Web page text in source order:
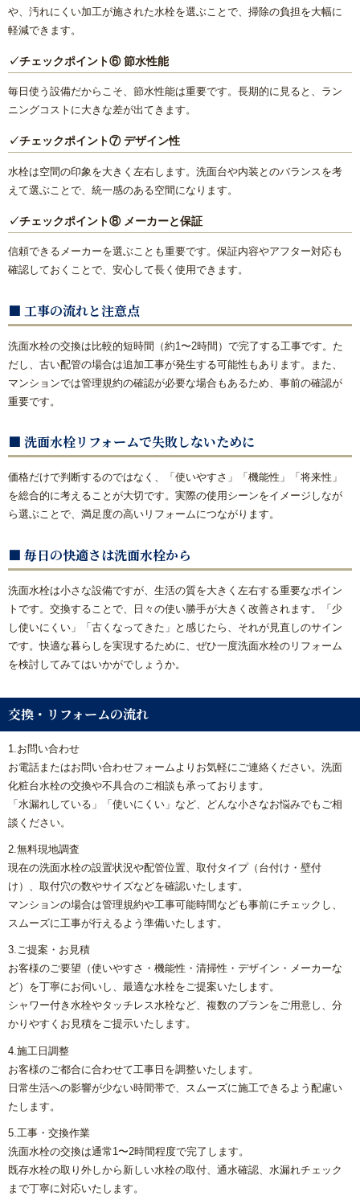
や、汚れにくい加工が施された水栓を選ぶことで、掃除の負担を大幅に
軽減できます。
✓チェックポイント⑥ 節水性能
毎日使う設備だからこそ、節水性能は重要です。長期的に見ると、ラン
ニングコストに大きな差が出てきます。
✓チェックポイント⑦ デザイン性
水栓は空間の印象を大きく左右します。洗面台や内装とのバランスを考
えて選ぶことで、統一感のある空間になります。
✓チェックポイント⑧ メーカーと保証
信頼できるメーカーを選ぶことも重要です。保証内容やアフター対応も
確認しておくことで、安心して長く使用できます。
■ 工事の流れと注意点
洗面水栓の交換は比較的短時間（約1〜2時間）で完了する工事です。た
だし、古い配管の場合は追加工事が発生する可能性もあります。また、
マンションでは管理規約の確認が必要な場合もあるため、事前の確認が
重要です。
■ 洗面水栓リフォームで失敗しないために
価格だけで判断するのではなく、「使いやすさ」「機能性」「将来性」
を総合的に考えることが大切です。実際の使用シーンをイメージしなが
ら選ぶことで、満足度の高いリフォームにつながります。
■ 毎日の快適さは洗面水栓から
洗面水栓は小さな設備ですが、生活の質を大きく左右する重要なポイン
トです。交換することで、日々の使い勝手が大きく改善されます。「少
し使いにくい」「古くなってきた」と感じたら、それが見直しのサイン
です。快適な暮らしを実現するために、ぜひ一度洗面水栓のリフォーム
を検討してみてはいかがでしょうか。
交換・リフォームの流れ
1.お問い合わせ
お電話またはお問い合わせフォームよりお気軽にご連絡ください。洗面
化粧台水栓の交換や不具合のご相談も承っております。
「水漏れしている」「使いにくい」など、どんな小さなお悩みでもご相
談ください。
2.無料現地調査
現在の洗面水栓の設置状況や配管位置、取付タイプ（台付け・壁付
け）、取付穴の数やサイズなどを確認いたします。
マンションの場合は管理規約や工事可能時間なども事前にチェックし、
スムーズに工事が行えるよう準備いたします。
3.ご提案・お見積
お客様のご要望（使いやすさ・機能性・清掃性・デザイン・メーカーな
ど）を丁寧にお伺いし、最適な水栓をご提案いたします。
シャワー付き水栓やタッチレス水栓など、複数のプランをご用意し、分
かりやすくお見積をご提示いたします。
4.施工日調整
お客様のご都合に合わせて工事日を調整いたします。
日常生活への影響が少ない時間帯で、スムーズに施工できるよう配慮い
たします。
5.工事・交換作業
洗面水栓の交換は通常1〜2時間程度で完了します。
既存水栓の取り外しから新しい水栓の取付、通水確認、水漏れチェック
まで丁寧に対応いたします。